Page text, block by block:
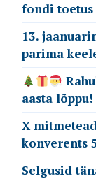
fondi toetus
13.
parima
aasta lõppu!
X
konverents
Selgusid